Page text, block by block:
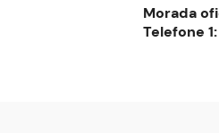
Morada
Telefone 1: